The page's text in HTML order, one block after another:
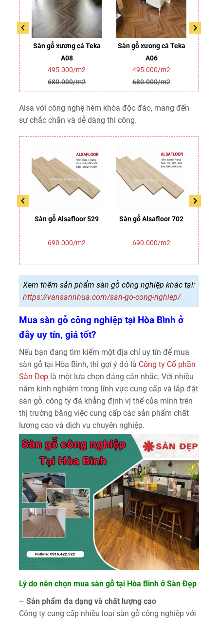
Sàn gỗ xương cá Teka
A08
495.000/m2
680.000/m2
Sàn gỗ xương cá Teka
A06
495.000/m2
680.000/m2
Alsa với công nghệ hèm khóa độc đáo, mang đến
sự chắc chắn và dễ dàng thi công.
Sàn gỗ Alsafloor 529
690.000/m2
Sàn gỗ Alsafloor 702
690.000/m2
Xem thêm sản phẩm sàn gỗ công nghiệp khác tại:
https://vansannhua.com/san-go-cong-nghiep/
Mua sàn gỗ công nghiệp tại Hòa Bình ở
đây uy tín, giá tốt?
Nếu bạn đang tìm kiếm một địa chỉ uy tín để mua
sàn gỗ tại Hòa Bình, thì gợi ý đó là Công ty Cổ phần
Sàn Đẹp là một lựa chọn đáng cân nhắc. Với nhiều
năm kinh nghiệm trong lĩnh vực cung cấp và lắp đặt
sàn gỗ, công ty đã khẳng định vị thế của mình trên
thị trường bằng việc cung cấp các sản phẩm chất
lượng cao và dịch vụ chuyên nghiệp.
Lý do nên chọn mua sàn gỗ tại Hòa Bình ở Sàn Đẹp
– Sản phẩm đa dạng và chất lượng cao
Công ty cung cấp nhiều loại sàn gỗ công nghiệp với